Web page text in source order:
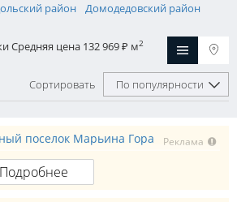
район Домодедовский район
Средняя цена 132 969 ₽ м2
Сортировать По популярности
Реклама
поселок Марьина Гора
Подробнее